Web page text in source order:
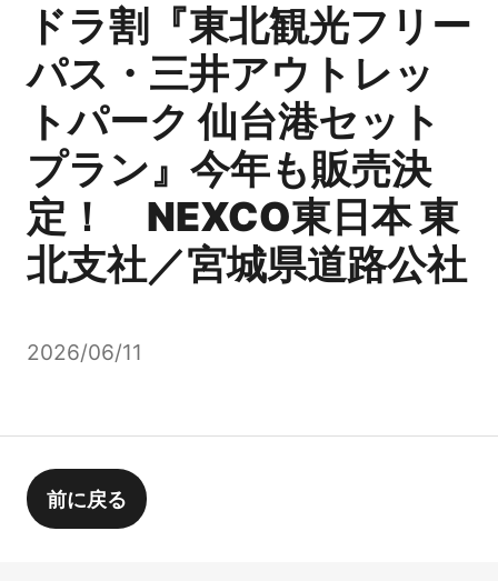
ドラ割『東北観光フリー
パス・三井アウトレッ
トパーク 仙台港セット
プラン』今年も販売決
定！ NEXCO東日本 東
北支社／宮城県道路公社
2026/06/11
前に戻る